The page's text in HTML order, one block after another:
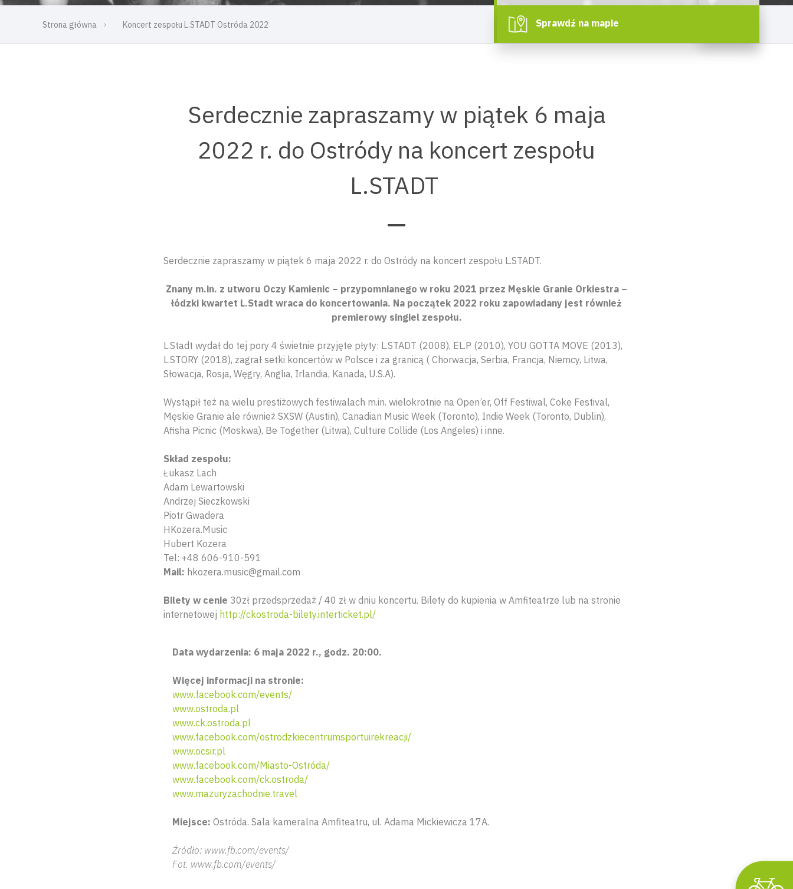
Strona główna Koncert zespołu L.STADT Ostróda 2022 Sprawdź na mapie
Serdecznie zapraszamy w piątek 6 maja
2022 r. do Ostródy na koncert zespołu
L.STADT
Serdecznie zapraszamy w piątek 6 maja 2022 r. do Ostródy na koncert zespołu L.STADT.
Znany m.in. z utworu Oczy Kamienic – przypomnianego w roku 2021 przez Męskie Granie Orkiestra –
łódzki kwartet L.Stadt wraca do koncertowania. Na początek 2022 roku zapowiadany jest również
premierowy singiel zespołu.
L.Stadt wydał do tej pory 4 świetnie przyjęte płyty: L.STADT (2008), EL.P (2010), YOU GOTTA MOVE (2013),
L.STORY (2018), zagrał setki koncertów w Polsce i za granicą ( Chorwacja, Serbia, Francja, Niemcy, Litwa,
Słowacja, Rosja, Węgry, Anglia, Irlandia, Kanada, U.S.A).
Wystąpił też na wielu prestiżowych festiwalach m.in. wielokrotnie na Open’er, Off Festiwal, Coke Festival,
Męskie Granie ale również SXSW (Austin), Canadian Music Week (Toronto), Indie Week (Toronto, Dublin),
Afisha Picnic (Moskwa), Be Together (Litwa), Culture Collide (Los Angeles) i inne.
Skład zespołu:
Łukasz Lach
Adam Lewartowski
Andrzej Sieczkowski
Piotr Gwadera
HKozera.Music
Hubert Kozera
Tel: +48 606-910-591
Mail: hkozera.music@gmail.com
Bilety w cenie 30zł przedsprzedaż / 40 zł w dniu koncertu. Bilety do kupienia w Amfiteatrze lub na stronie
internetowej http://ckostroda-bilety.interticket.pl/
Data wydarzenia: 6 maja 2022 r., godz. 20:00.
Więcej informacji na stronie:
www.facebook.com/events/
www.ostroda.pl
www.ck.ostroda.pl
www.facebook.com/ostrodzkiecentrumsportuirekreacji/
www.ocsir.pl
www.facebook.com/Miasto-Ostróda/
www.facebook.com/ck.ostroda/
www.mazuryzachodnie.travel
Miejsce: Ostróda. Sala kameralna Amfiteatru, ul. Adama Mickiewicza 17A.
Źródło: www.fb.com/events/
Fot. www.fb.com/events/